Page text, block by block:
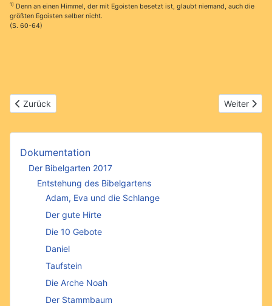
1) Denn an einen Himmel, der mit Egoisten besetzt ist, glaubt niemand, auch die
größten Egoisten selber nicht.
(S. 60-64)
Vorheriger Beitrag: Aus alter Zeit
Zurück Nächster
Weiter
Dokumentation
Der Bibelgarten 2017
Entstehung des Bibelgartens
Adam, Eva und die Schlange
Der gute Hirte
Die 10 Gebote
Daniel
Taufstein
Die Arche Noah
Der Stammbaum